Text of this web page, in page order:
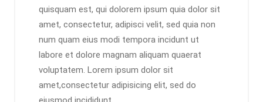
quisquam est, qui dolorem ipsum quia dolor sit
amet, consectetur, adipisci velit, sed quia non
num quam eius modi tempora incidunt ut
labore et dolore magnam aliquam quaerat
voluptatem. Lorem ipsum dolor sit
amet,consectetur adipisicing elit, sed do